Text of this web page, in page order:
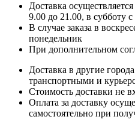
Доставка
9.00 до 21.00, в субботу
В случае заказа в
понедельник
При дополнительном
Доставка в другие
транспортными и
Стоимость доставки не
Оплата за доставку
самостоятельно при